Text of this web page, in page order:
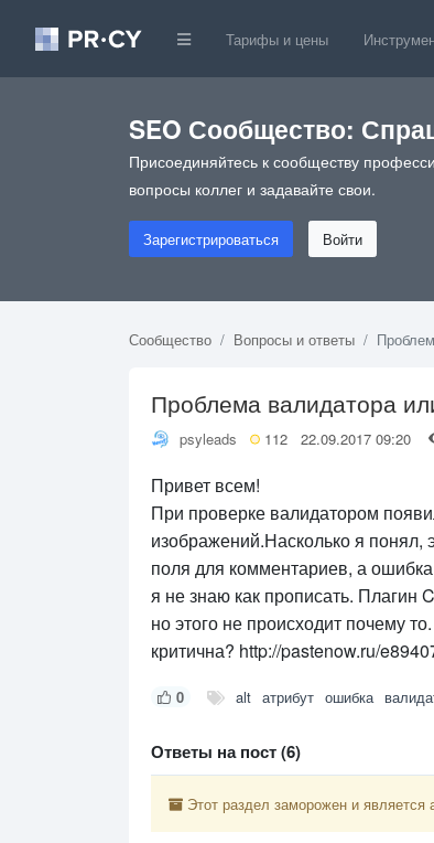
Тарифы и цены
SEO Сообщество:
Присоединяйтесь к сообществу
вопросы коллег и задавайте свои.
Зарегистрироваться Войти
Сообщество Вопросы и ответы
Проблема валидатора
psyleads 112 22.09.2017 09:20
Привет всем!
При проверке валидатором
изображений.Насколько я понял,
поля для комментариев, а
я не знаю как прописать. Плагин
но этого не происходит почему
критична? http://pastenow.ru/
0 alt атрибут ошибка
Ответы на пост (6)
Этот раздел заморожен и